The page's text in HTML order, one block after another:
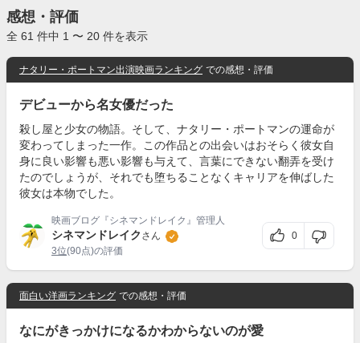
感想・評価
全 61 件中 1 〜 20 件を表示
ナタリー・ポートマン出演映画ランキング での感想・評価
デビューから名女優だった
殺し屋と少女の物語。そして、ナタリー・ポートマンの運命が
変わってしまった一作。この作品との出会いはおそらく彼女自
身に良い影響も悪い影響も与えて、言葉にできない翻弄を受け
たのでしょうが、それでも堕ちることなくキャリアを伸ばした
彼女は本物でした。
映画ブログ『シネマンドレイク』管理人
シネマンドレイク さん
3位(90点)の評価
0
面白い洋画ランキング での感想・評価
なにがきっかけになるかわからないのが愛